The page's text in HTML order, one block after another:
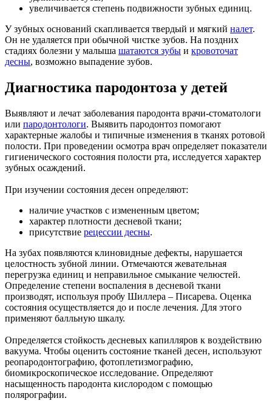
увеличивается степень подвижности зубных единиц.
У зубных оснований скапливается твердый и мягкий налет.
Он не удаляется при обычной чистке зубов. На поздних
стадиях болезни у малыша шатаются зубы и кровоточат
десны, возможно выпадение зубов.
Диагностика пародонтоза у детей
Выявляют и лечат заболевания пародонта врачи-стоматологи
или пародонтологи. Выявить пародонтоз помогают
характерные жалобы и типичные изменения в тканях ротовой
полости. При проведении осмотра врач определяет показатели
гигиенического состояния полости рта, исследуется характер
зубных осаждений.
При изучении состояния десен определяют:
наличие участков с измененным цветом;
характер плотности десневой ткани;
присутствие рецессии десны.
На зубах появляются клиновидные дефекты, нарушается
целостность зубной линии. Отмечаются жевательная
перегрузка единиц и неправильное смыкание челюстей.
Определение степени воспаления в десневой ткани
производят, используя пробу Шиллера – Писарева. Оценка
состояния осуществляется до и после лечения. Для этого
применяют балльную шкалу.
Определяется стойкость десневых капилляров к воздействию
вакуума. Чтобы оценить состояние тканей десен, используют
реопародонтографию, фотоплетизмографию,
биомикроскопическое исследование. Определяют
насыщенность пародонта кислородом с помощью
полярографии.